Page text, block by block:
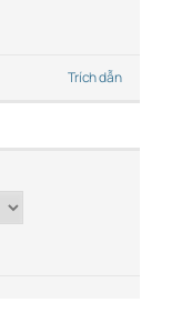
Trích dẫn